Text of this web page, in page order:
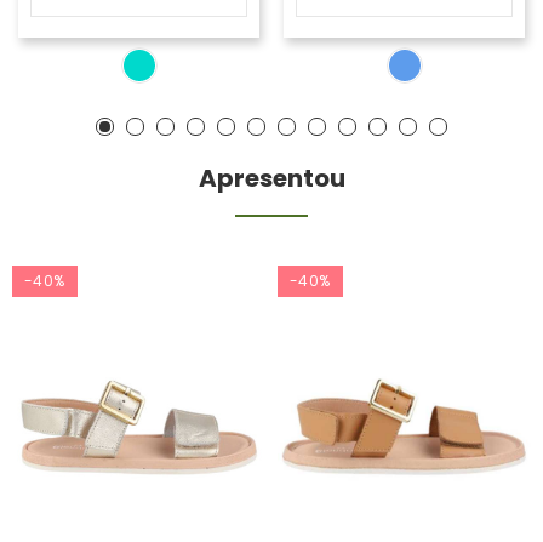
Apresentou
-40% -40%